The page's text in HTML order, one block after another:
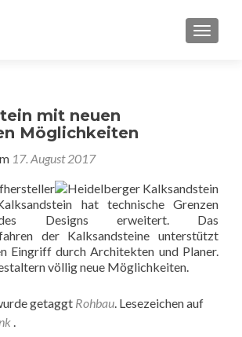
mit neuen
Möglichkeiten
17. August 2017
hat technische Grenzen
Designs erweitert. Das
der Kalksandsteine unterstützt
Eingriff durch Architekten und Planer.
völlig neue Möglichkeiten.
getaggt Rohbau. Lesezeichen auf
.